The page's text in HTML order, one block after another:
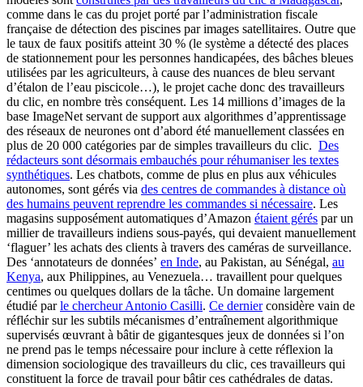
comme dans le cas du projet porté par l’administration fiscale
française de détection des piscines par images satellitaires. Outre que
le taux de faux positifs atteint 30 % (le système a détecté des places
de stationnement pour les personnes handicapées, des bâches bleues
utilisées par les agriculteurs, à cause des nuances de bleu servant
d’étalon de l’eau piscicole…), le projet cache donc des travailleurs
du clic, en nombre très conséquent. Les 14 millions d’images de la
base ImageNet servant de support aux algorithmes d’apprentissage
des réseaux de neurones ont d’abord été manuellement classées en
plus de 20 000 catégories par de simples travailleurs du clic. Des
rédacteurs sont désormais embauchés pour réhumaniser les textes
synthétiques. Les chatbots, comme de plus en plus aux véhicules
autonomes, sont gérés via des centres de commandes à distance où
des humains peuvent reprendre les commandes si nécessaire. Les
magasins supposément automatiques d’Amazon étaient gérés par un
millier de travailleurs indiens sous-payés, qui devaient manuellement
‘flaguer’ les achats des clients à travers des caméras de surveillance.
Des ‘annotateurs de données’ en Inde, au Pakistan, au Sénégal, au
Kenya, aux Philippines, au Venezuela… travaillent pour quelques
centimes ou quelques dollars de la tâche. Un domaine largement
étudié parle chercheur Antonio Casilli. Ce dernierconsidère vain de
réfléchir sur les subtils mécanismes d’entraînement algorithmique
supervisés œuvrant à bâtir de gigantesques jeux de données si l’on
ne prend pas le temps nécessaire pour inclure à cette réflexion la
dimension sociologique des travailleurs du clic, ces travailleurs qui
constituent la force de travail pour bâtir ces cathédrales de datas.